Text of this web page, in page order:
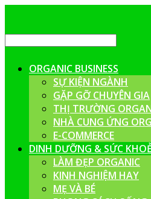
ORGANIC BUSINESS
SỰ KIỆN NGÀNH
GẶP GỠ CHUYÊN GIA
THỊ TRƯỜNG
NHÀ CUNG ỨNG
E-COMMERCE
DINH DƯỠNG & SỨC KHOẺ
LÀM ĐẸP ORGANIC
KINH NGHIỆM HAY
MẸ VÀ BÉ